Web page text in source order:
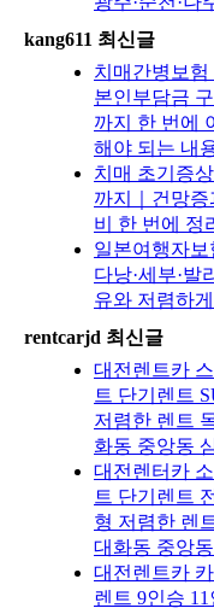
kang611 최신글
치매간병보험
본인부담금
까지 한 번에
해야 되는 내
치매 초기증
까지｜건망증
비 한 번에 정
일본여행자보
다낭·세부·발
유와 저렴하
rentcarjd 최신글
대전렌트카
트 단기렌트
저렴한 렌트
화동 중앙동
대전렌터카
트 단기렌트
형 저렴한 렌
대화동 중앙
대전렌트카
렌트 9인승